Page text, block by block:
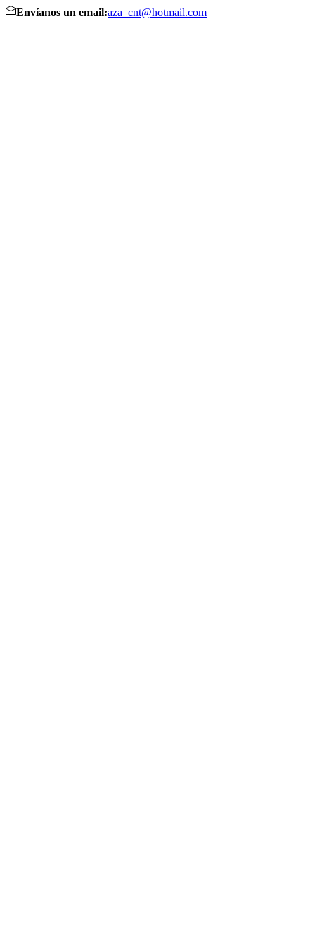
Envíanos un email:aza_cnt@hotmail.com